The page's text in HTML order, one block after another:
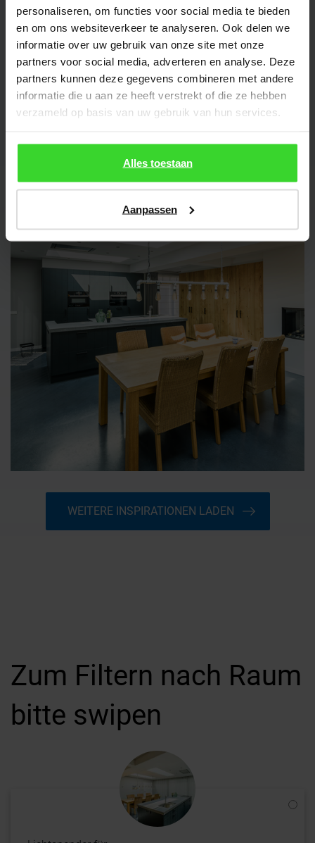
personaliseren, om functies voor social media te bieden
en om ons websiteverkeer te analyseren. Ook delen we
informatie over uw gebruik van onze site met onze
partners voor social media, adverteren en analyse. Deze
partners kunnen deze gegevens combineren met andere
informatie die u aan ze heeft verstrekt of die ze hebben
verzameld op basis van uw gebruik van hun services.
Alles toestaan
Aanpassen
WEITERE INSPIRATIONEN LADEN
Zum Filtern nach Raum
bitte swipen